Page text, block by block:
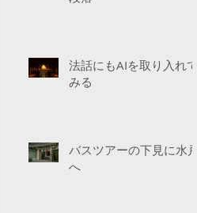
法話にもAIを取り入れて
みる
バスツアーの下見に水戸
へ